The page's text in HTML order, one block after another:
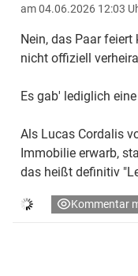
am 04.06.2026 12:03
Nein, das Paar
nicht offiziell
Es gab' lediglich
Als Lucas Cordalis
Immobilie erwarb,
das heißt definitiv
Kommentar